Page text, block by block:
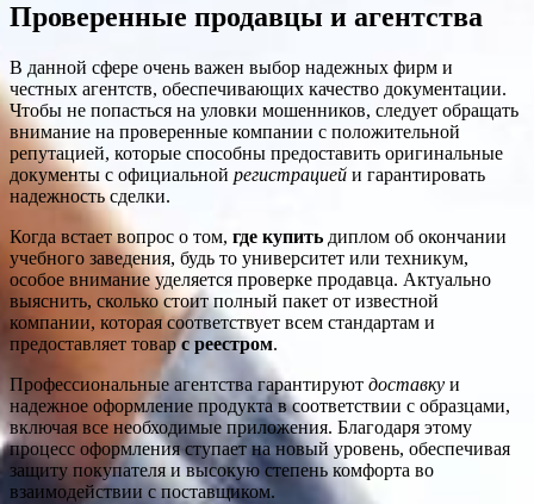
Проверенные продавцы и агентства
В данной сфере очень важен выбор надежных фирм и
честных агентств, обеспечивающих качество документации.
Чтобы не попасться на уловки мошенников, следует обращать
внимание на проверенные компании с положительной
репутацией, которые способны предоставить оригинальные
документы с официальной регистрацией и гарантировать
надежность сделки.
Когда встает вопрос о том, где купить диплом об окончании
учебного заведения, будь то университет или техникум,
особое внимание уделяется проверке продавца. Актуально
выяснить, сколько стоит полный пакет от известной
компании, которая соответствует всем стандартам и
предоставляет товарс реестром.
Профессиональные агентства гарантируют доставку и
надежное оформление продукта в соответствии с образцами,
включая все необходимые приложения. Благодаря этому
процесс оформления ступает на новый уровень, обеспечивая
защиту покупателя и высокую степень комфорта во
взаимодействии с поставщиком.